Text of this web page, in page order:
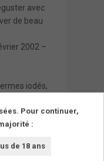
avec
de beau
2002 –
iodés,
Pour continuer,
:
de 18 ans